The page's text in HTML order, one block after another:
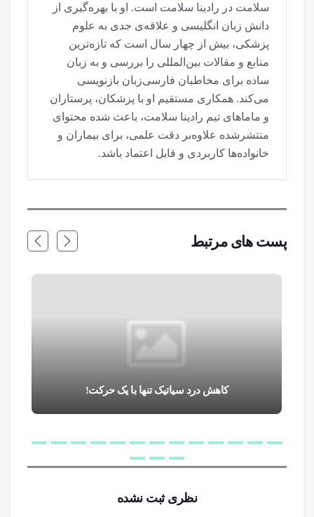
سلامت در رادینا سلامت است. او با بهره‌گیری از
دانش زبان انگلیسی و علاقه‌ی جدی به علوم
پزشکی، بیش از چهار سال است که تازه‌ترین
منابع و مقالات بین‌المللی را بررسی و به زبان
ساده برای مخاطبان فارسی‌زبان بازنویسی
می‌کند. همکاری مستقیم او با پزشکان، پرستاران
و ماماهای تیم رادینا سلامت، باعث شده محتوای
منتشرشده علاوه‌بر دقت علمی، برای بیماران و
خانواده‌ها کاربردی و قابل اعتماد باشد.
پست های مرتبط
کاهش درد سیاتیک تنها با یک حرکت!
نظری ثبت نشده